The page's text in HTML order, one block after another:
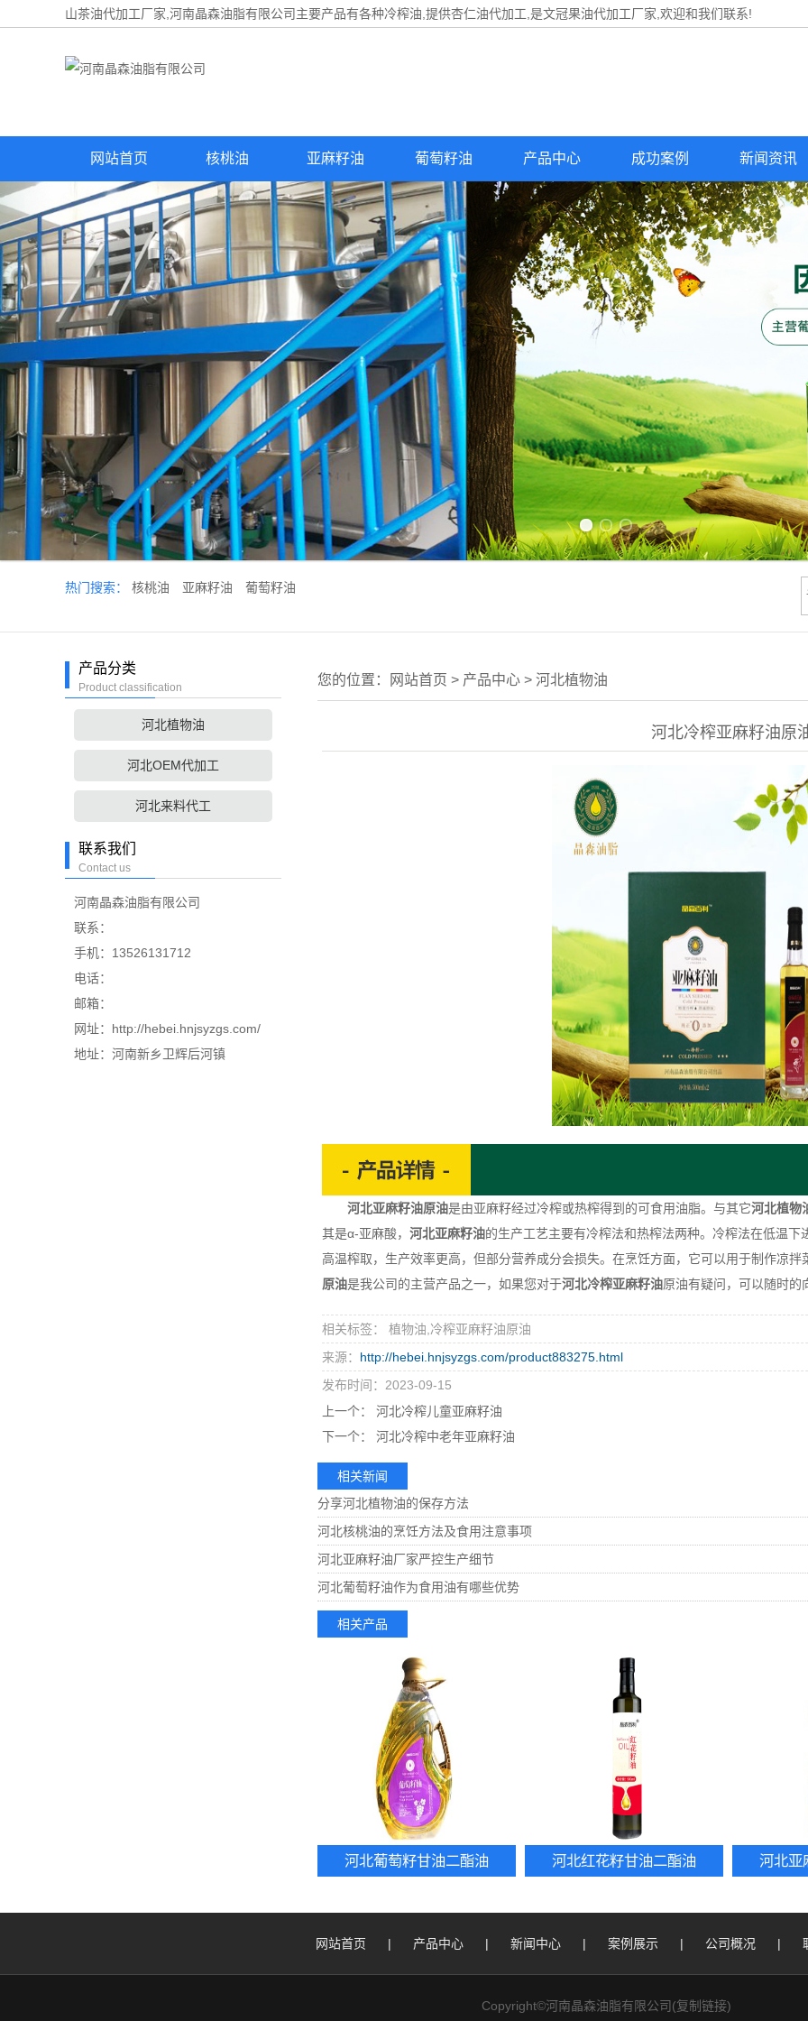
山茶油代加工厂家,河南晶森油脂有限公司主要产品有各种冷榨油,提供杏仁油代加工 ,是文冠果油代加工厂家,欢迎和我们联系!
网站首页 核桃油 亚麻籽油 葡萄籽油 产品中心 成功案例 新闻资讯
热门搜索： 核桃油 亚麻籽油 葡萄籽油
产品分类
Product classification
河北植物油
河北OEM代加工
河北来料代工
联系我们
Contact us
河南晶森油脂有限公司
联系：
手机：13526131712
电话：
邮箱：
网址：http://hebei.hnjsyzgs.com/
地址：河南新乡卫辉后河镇
您的位置： 网站首页 > 产品中心 > 河北植物油
河北冷榨亚麻籽油原
河北亚麻籽油原油是由亚麻籽经过冷榨或热榨得到的可食用油脂。与其它河北植物
其是α-亚麻酸， 河北亚麻籽油的生产工艺主要有冷榨法和热榨法两种。冷榨法在低温
高温榨取，生产效率更高，但部分营养成分会损失。在烹饪方面，它可以用于制作凉
原油是我公司的主营产品之一，如果您对于河北冷榨亚麻籽油原油有疑问，可以随时的
相关标签： 植物油,冷榨亚麻籽油原油
来源： http://hebei.hnjsyzgs.com/product883275.html
发布时间：2023-09-15
上一个：
河北冷榨儿童亚麻籽油
下一个：
河北冷榨中老年亚麻籽油
相关新闻
分享河北植物油的保存方法
河北核桃油的烹饪方法及食用注意事项
河北亚麻籽油厂家严控生产细节
河北葡萄籽油作为食用油有哪些优势
相关产品
河北葡萄籽甘油二酯油 河北红花籽甘油二酯油 河北亚
网站首页 | 产品中心 | 新闻中心 | 案例展示 | 公司概况 |
Copyright©河南晶森油脂有限公司(复制链接)